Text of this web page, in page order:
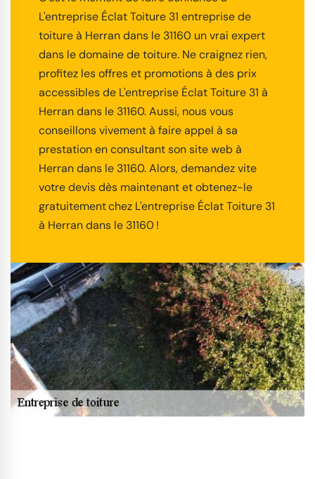
L'entreprise Éclat Toiture 31 entreprise de
toiture à Herran dans le 31160 un vrai expert
dans le domaine de toiture. Ne craignez rien,
profitez les offres et promotions à des prix
accessibles de L'entreprise Éclat Toiture 31 à
Herran dans le 31160. Aussi, nous vous
conseillons vivement à faire appel à sa
prestation en consultant son site web à
Herran dans le 31160. Alors, demandez vite
votre devis dès maintenant et obtenez-le
gratuitement chez L'entreprise Éclat Toiture 31
à Herran dans le 31160 !